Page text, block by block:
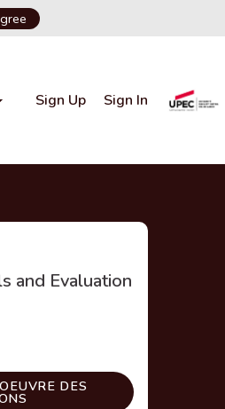
link)
la langue Choose language
Sign Up Sign In
and Evaluation
DES